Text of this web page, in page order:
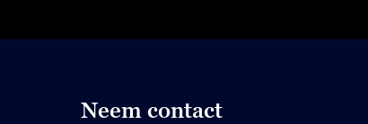
Neem contact